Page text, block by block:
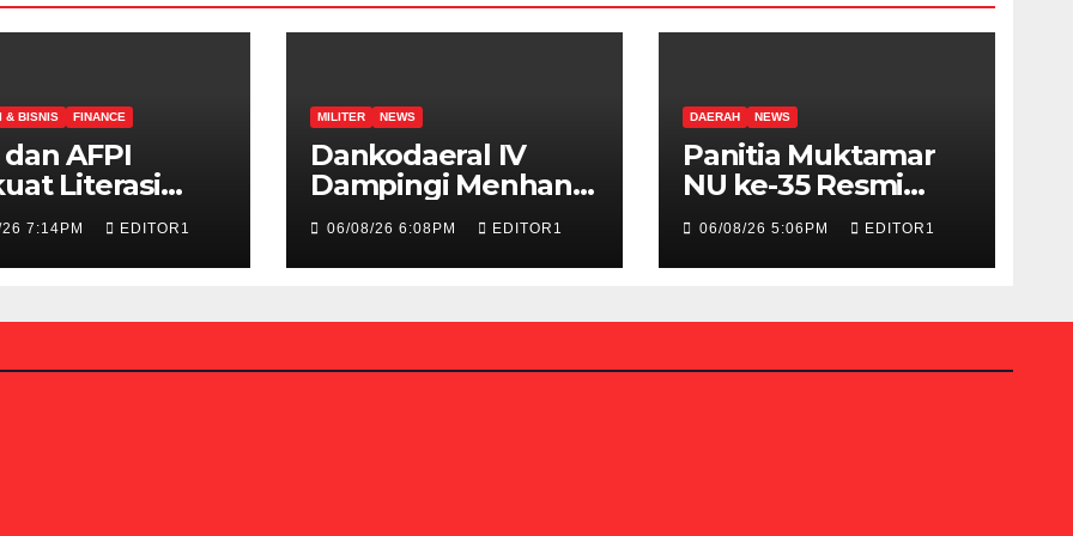
& BISNIS FINANCE
AFPI
Literasi
Pers
Jadi
Terdepan
7:14PM EDITOR1
MILITER NEWS
Dankodaeral IV
Dampingi Menhan
Tinjau Latihan
Operasi TNI
Terintegrasi 2026
06/08/26 6:08PM EDITOR1
DAERAH NEWS
Panitia Muktamar
NU ke-35 Resmi
Buka Pendaftaran
Peserta Bazar, Expo
dan UMKM
06/08/26 5:06PM EDITOR1